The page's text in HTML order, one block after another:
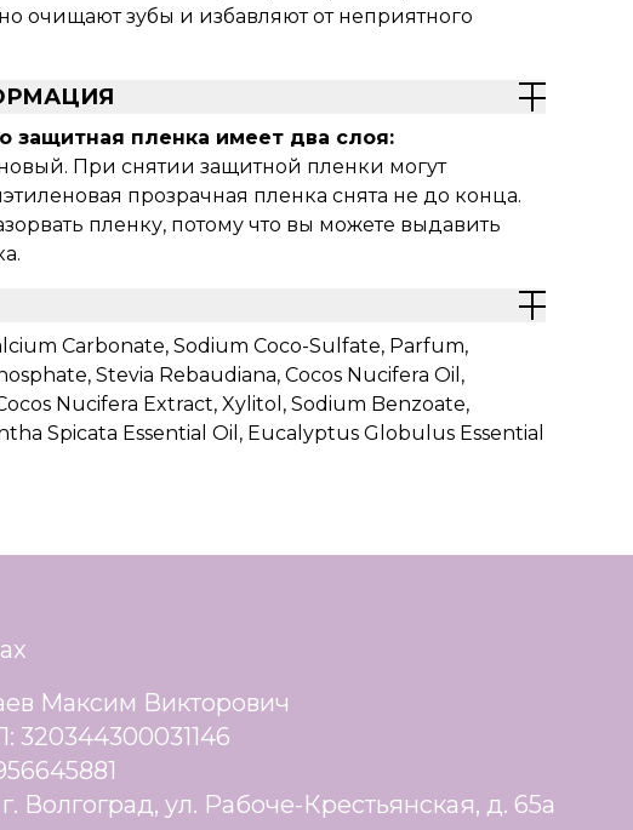
очищают зубы и избавляют от неприятного
защитная пленка имеет два слоя:
При снятии защитной пленки могут
прозрачная пленка снята не до конца.
пленку, потому что вы можете выдавить
Carbonate, Sodium Coco-Sulfate, Parfum,
Stevia Rebaudiana, Cocos Nucifera Oil,
Nucifera Extract, Xylitol, Sodium Benzoate,
Spicata Essential Oil, Eucalyptus Globulus Essential
Максим Викторович
Волгоград, ул. Рабоче-Крестьянская, д. 65а